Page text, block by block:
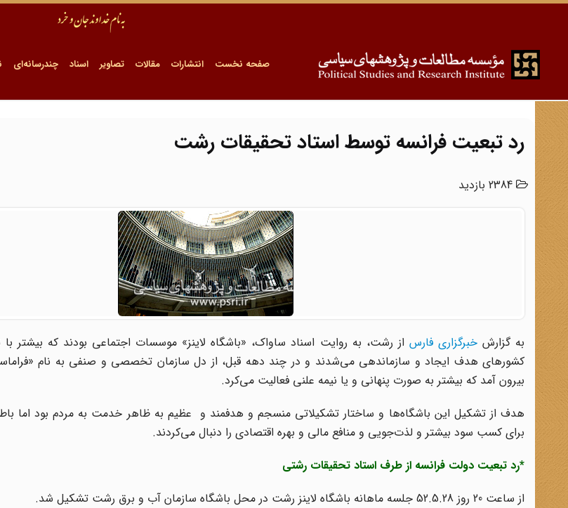
صفحه نخست انتشارات مقالات تصاویر اسناد چندرسانه‌ای
رد تبعیت فرانسه توسط استاد تحقیقات رشت
به گزارشخبرگزاری فارس از رشت، به روایت اسناد ساواک، «باشگاه لاینز» موسسات اجتماعی بودند که بیشتر با
کشورهای هدف ایجاد و سازماندهی می‌شدند و در چند دهه قبل، از دل سازمان تخصصی و صنفی به نام
بیرون آمد که بیشتر به صورت پنهانی و یا نیمه علنی فعالیت می‌کرد.
هدف از تشکیل این باشگاه‌ها و ساختار تشکیلاتی منسجم و هدفمند و عظیم به ظاهر خدمت به مردم بود اما
برای کسب سود بیشتر و لذت‌جویی و منافع مالی و بهره اقتصادی را دنبال می‌کردند.
*رد تبعیت دولت فرانسه از طرف استاد تحقیقات رشتی
از ساعت 20 روز 52.5.28 جلسه ماهانه باشگاه لاینز رشت در محل باشگاه سازمان آب و برق رشت تشکیل شد.